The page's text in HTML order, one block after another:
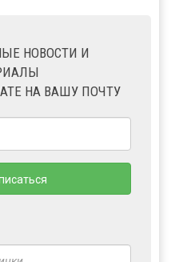
НОВОСТИ И
НА ВАШУ ПОЧТУ